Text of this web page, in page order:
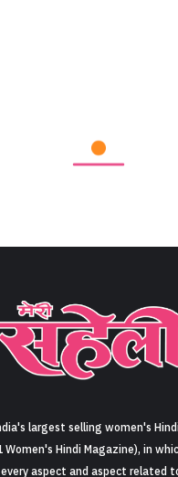
largest selling women's
Women's Hindi Magazine), in
aspect and aspect related